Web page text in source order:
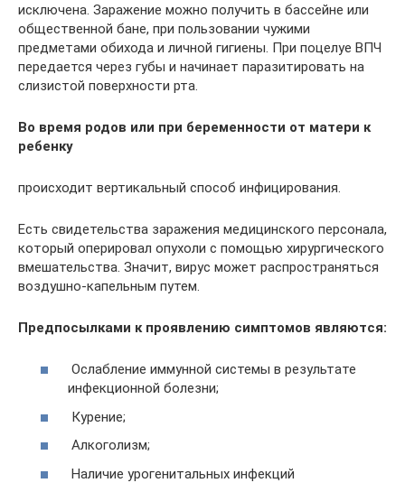
исключена. Заражение можно получить в бассейне или
общественной бане, при пользовании чужими
предметами обихода и личной гигиены. При поцелуе ВПЧ
передается через губы и начинает паразитировать на
слизистой поверхности рта.
Во время родов или при беременности от матери к
ребенку
происходит вертикальный способ инфицирования.
Есть свидетельства заражения медицинского персонала,
который оперировал опухоли с помощью хирургического
вмешательства. Значит, вирус может распространяться
воздушно-капельным путем.
Предпосылками к проявлению симптомов являются:
Ослабление иммунной системы в результате
инфекционной болезни;
Курение;
Алкоголизм;
Наличие урогенитальных инфекций